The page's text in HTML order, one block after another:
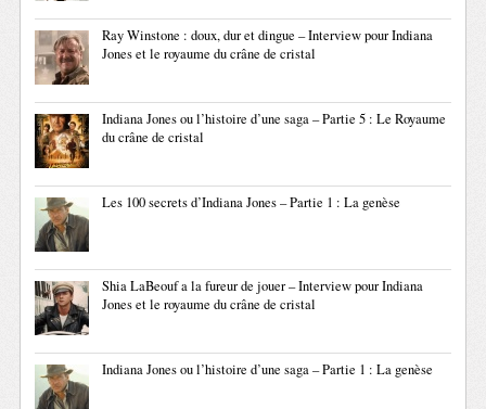
Ray Winstone : doux, dur et dingue – Interview pour Indiana
Jones et le royaume du crâne de cristal
Indiana Jones ou l’histoire d’une saga – Partie 5 : Le Royaume
du crâne de cristal
Les 100 secrets d’Indiana Jones – Partie 1 : La genèse
Shia LaBeouf a la fureur de jouer – Interview pour Indiana
Jones et le royaume du crâne de cristal
Indiana Jones ou l’histoire d’une saga – Partie 1 : La genèse